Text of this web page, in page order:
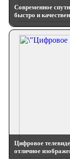
Современное
быстро и
Цифровое
отличное